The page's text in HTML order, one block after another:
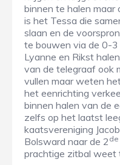
binnen te halen maar
is het Tessa die
slaan en de
te bouwen via de 0-3
Lyanne en Rikst
van de telegraaf ook
vullen maar weten
het eenrichting
binnen halen van de
zelfs op het laatst
kaatsvereniging
Bolsward naar de 2 de
prachtige zitbal